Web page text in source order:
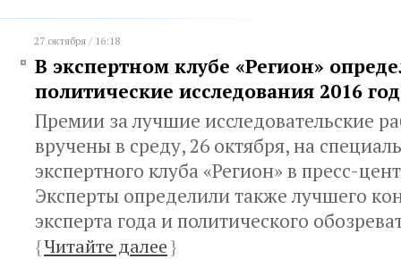
27 октября / 16:18
В экспертном клубе «Регион»
политические исследования 2016
Премии за лучшие исследовательские
вручены в среду, 26 октября, на
экспертного клуба «Регион» в пресс-
Эксперты определили также лучшего
эксперта года и политического
{Читайте далее}